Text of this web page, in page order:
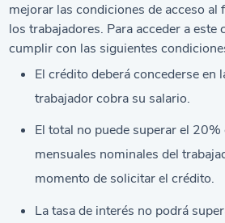
mejorar las condiciones de acceso al
los trabajadores. Para acceder a este
cumplir con las siguientes
El crédito deberá concederse en
trabajador cobra su salario.
El total no puede superar el 20%
mensuales nominales del
momento de solicitar el crédito.
La tasa de interés no podrá